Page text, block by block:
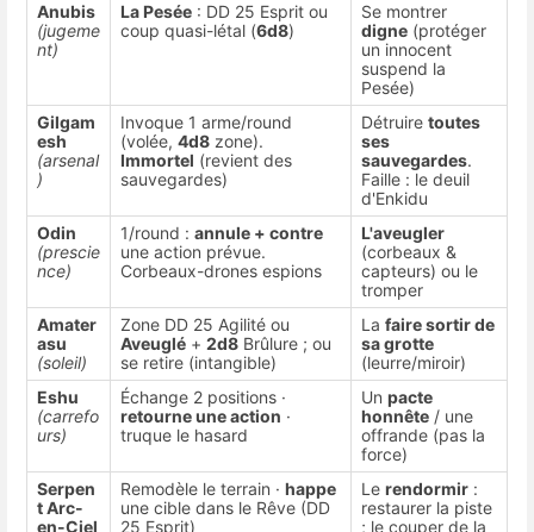
Anubis
(jugeme
nt)
La Pesée : DD 25 Esprit ou
coup quasi-létal (6d8)
Se montrer
digne (protéger
un innocent
suspend la
Pesée)
Gilgam
esh
(arsenal
)
Invoque 1 arme/round
(volée, 4d8 zone).
Immortel (revient des
sauvegardes)
Détruire toutes
ses
sauvegardes.
Faille : le deuil
d'Enkidu
Odin
(prescie
nce)
1/round : annule + contre
une action prévue.
Corbeaux-drones espions
L'aveugler
(corbeaux &
capteurs) ou le
tromper
Amater
asu
(soleil)
Zone DD 25 Agilité ou
Aveuglé + 2d8 Brûlure ; ou
se retire (intangible)
La faire sortir de
sa grotte
(leurre/miroir)
Eshu
(carrefo
urs)
Échange 2 positions ·
retourne une action ·
truque le hasard
Un pacte
honnête / une
offrande (pas la
force)
Serpen
t Arc-
en-Ciel
Remodèle le terrain · happe
une cible dans le Rêve (DD
25 Esprit)
Le rendormir :
restaurer la piste
; le couper de la